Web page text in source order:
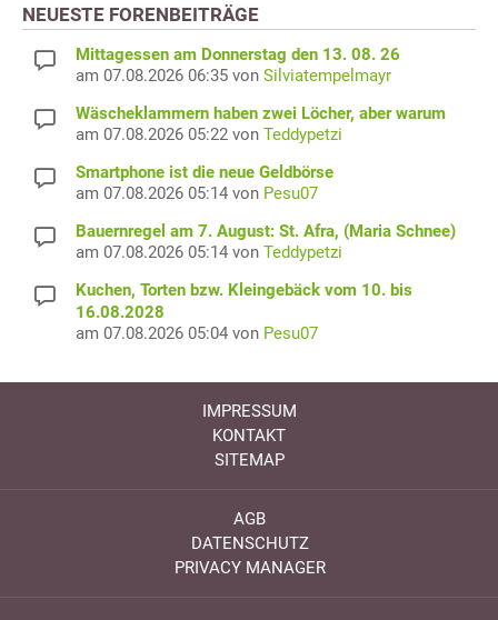
NEUESTE FORENBEITRÄGE
Mittagessen am Donnerstag den 13. 08. 26
am 07.08.2026 06:35 von Silviatempelmayr
Wäscheklammern haben zwei Löcher, aber warum
am 07.08.2026 05:22 von Teddypetzi
Smartphone ist die neue Geldbörse
am 07.08.2026 05:14 von Pesu07
Bauernregel am 7. August: St. Afra, (Maria Schnee)
am 07.08.2026 05:14 von Teddypetzi
Kuchen, Torten bzw. Kleingebäck vom 10. bis
16.08.2028
am 07.08.2026 05:04 von Pesu07
IMPRESSUM
KONTAKT
SITEMAP
AGB
DATENSCHUTZ
PRIVACY MANAGER